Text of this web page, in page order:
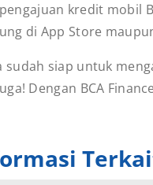
kredit mobil
di App Store
sudah siap untuk
Dengan BCA